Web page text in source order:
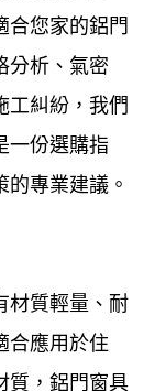
現成鋁窗尺
窗價格,桃園
大園鋁門窗五
窗材料行桃園
鋁門窗輪子哪
料行,桃園大園
紗窗材料哪裡
裡買,桃園大
窗維修桃園大
合您家的鋁門
分析、氣密
工糾紛，我們
一份選購指
專業建議。
材質輕量、耐
合應用於住
質，鋁門窗具